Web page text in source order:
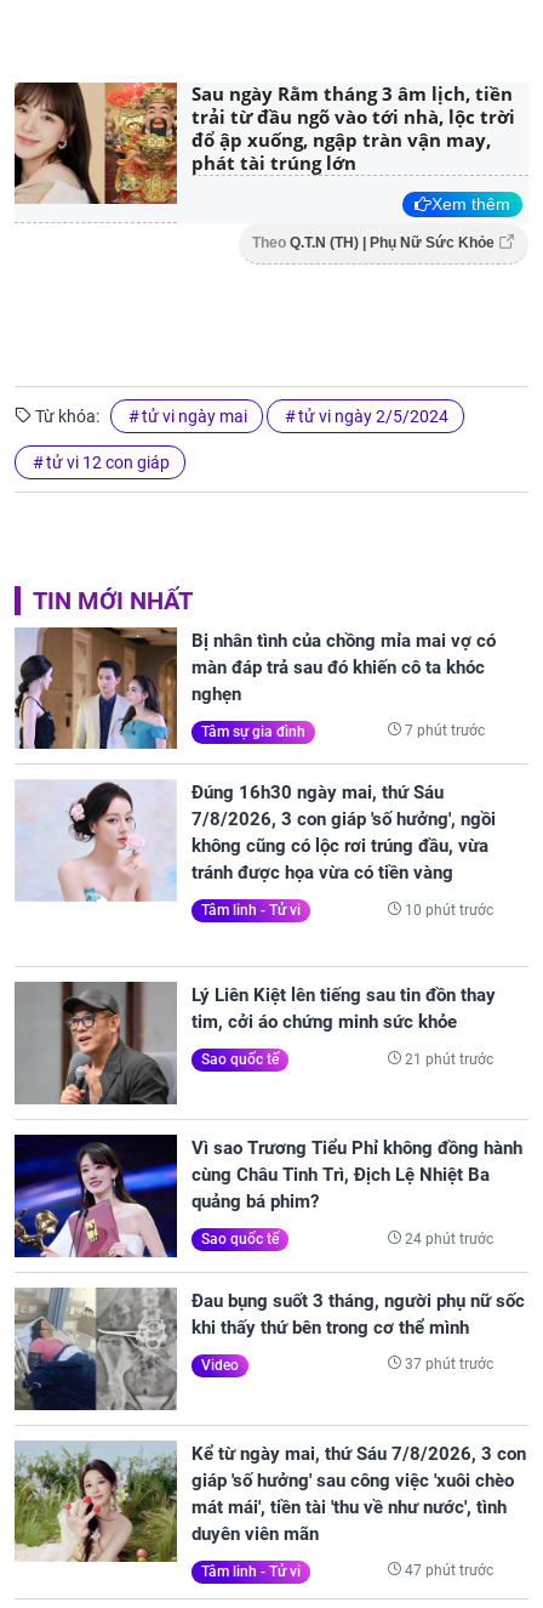
Sau ngày Rằm tháng 3 âm lịch, tiền
trải từ đầu ngõ vào tới nhà, lộc trời
đổ ập xuống, ngập tràn vận may,
phát tài trúng lớn
Xem thêm
Theo Q.T.N (TH) | Phụ Nữ Sức Khỏe
Từ khóa: tử vi ngày mai tử vi ngày 2/5/2024
tử vi 12 con giáp
TIN MỚI NHẤT
Bị nhân tình của chồng mỉa mai vợ có
màn đáp trả sau đó khiến cô ta khóc
nghẹn
Tâm sự gia đình 7 phút trước
Đúng 16h30 ngày mai, thứ Sáu
7/8/2026, 3 con giáp 'số hưởng', ngồi
không cũng có lộc rơi trúng đầu, vừa
tránh được họa vừa có tiền vàng
Tâm linh - Tử vi 10 phút trước
Lý Liên Kiệt lên tiếng sau tin đồn thay
tim, cởi áo chứng minh sức khỏe
Sao quốc tế 21 phút trước
Vì sao Trương Tiểu Phỉ không đồng hành
cùng Châu Tinh Trì, Địch Lệ Nhiệt Ba
quảng bá phim?
Sao quốc tế 24 phút trước
Đau bụng suốt 3 tháng, người phụ nữ sốc
khi thấy thứ bên trong cơ thể mình
Video 37 phút trước
Kể từ ngày mai, thứ Sáu 7/8/2026, 3 con
giáp 'số hưởng' sau công việc 'xuôi chèo
mát mái', tiền tài 'thu về như nước', tình
duyên viên mãn
Tâm linh - Tử vi 47 phút trước